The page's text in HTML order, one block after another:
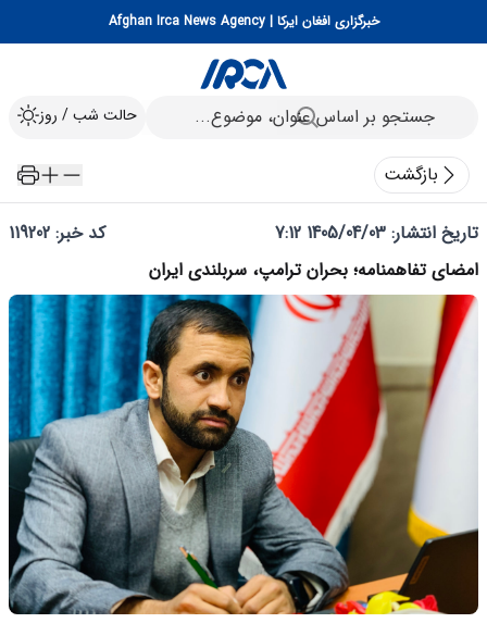
خبرگزاری افغان ایرکا | Afghan Irca News Agency
حالت شب / روز
بازگشت
تاریخ انتشار: 1405/04/03 7:12
کد خبر: 119202
امضای تفاهمنامه؛ بحران ترامپ، سربلندی ایران